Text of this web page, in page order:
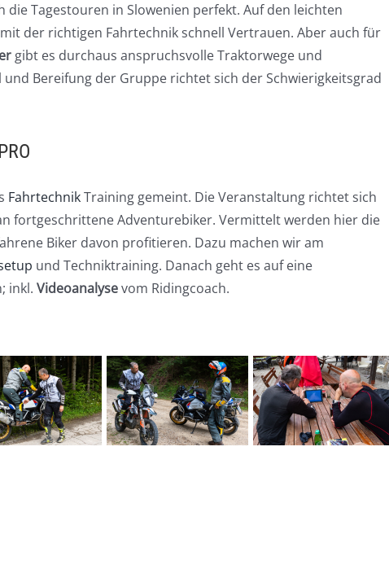
die Tagestouren in Slowenien perfekt. Auf den leichten
der richtigen Fahrtechnik schnell Vertrauen. Aber auch für
gibt es durchaus anspruchsvolle Traktorwege und
und Bereifung der Gruppe richtet sich der Schwierigkeitsgrad
FahrtechnikTraining gemeint. Die Veranstaltung richtet sich
fortgeschrittene Adventurebiker. Vermittelt werden hier die
Biker davon profitieren. Dazu machen wir am
und Techniktraining. Danach geht es auf eine
inkl. Videoanalysevom Ridingcoach.